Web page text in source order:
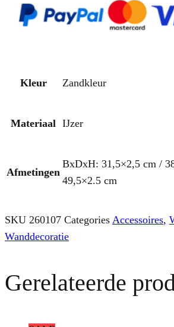
Gerelateerde
Kleur Zandkleur
Materiaal IJzer
Afmetingen
BxDxH: 31,5×2,5 cm /
49,5×2.5 cm
SKU 260107 Categories Accessoires,
Wanddecoratie